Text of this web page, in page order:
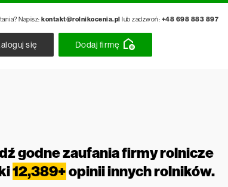
Napisz: kontakt@rolnikocenia.pl lub zadzwoń: +48 698 883 897
się Dodaj firmę
godne zaufania firmy rolnicze
12,389+opinii innych rolników.